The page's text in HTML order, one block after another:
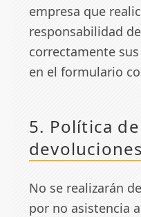
empresa que
responsabilidad
correctamente
en el formulario
5. Política
devoluciones
No se realizarán
por no asistencia